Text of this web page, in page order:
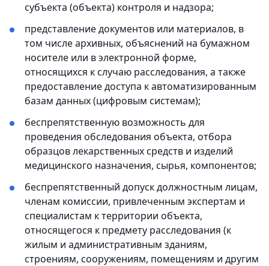
субъекта (объекта) контроля и надзора;
представление документов или материалов, в
том числе архивных, объяснений на бумажном
носителе или в электронной форме,
относящихся к случаю расследования, а также
предоставление доступа к автоматизированным
базам данных (цифровым системам);
беспрепятственную возможность для
проведения обследования объекта, отбора
образцов лекарственных средств и изделий
медицинского назначения, сырья, компонентов;
беспрепятственный допуск должностным лицам,
членам комиссии, привлеченным экспертам и
специалистам к территории объекта,
относящегося к предмету расследования (к
жилым и административным зданиям,
строениям, сооружениям, помещениям и другим